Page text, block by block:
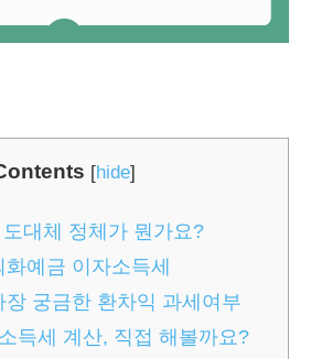
[hide]
대체 정체가 뭔가요?
화예금 이자소득세
장 궁금한 환차익 과세여부
득세 계산, 직접 해볼까요?